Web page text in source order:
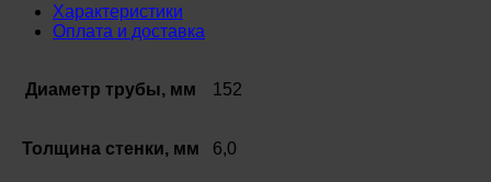
Ст3
ГОСТ
10704-
Характеристики
Оплата и доставка
Диаметр трубы, мм 152
Толщина стенки, мм 6,0